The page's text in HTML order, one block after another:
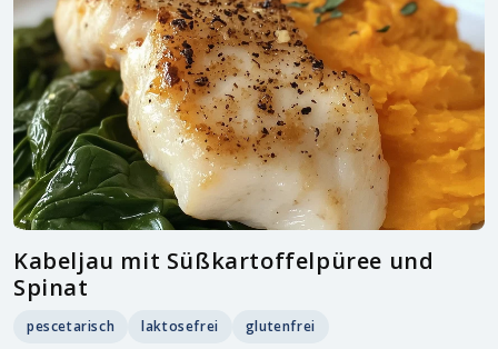
Kabeljau mit Süßkartoffelpüree und
Spinat
pescetarisch laktosefrei glutenfrei